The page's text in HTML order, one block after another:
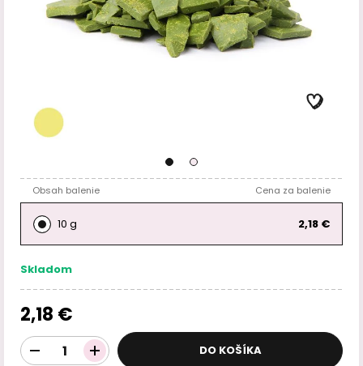
Obsah balenie Cena za balenie
10 g 2,18 €
Skladom
2,18 €
DO KOŠÍKA